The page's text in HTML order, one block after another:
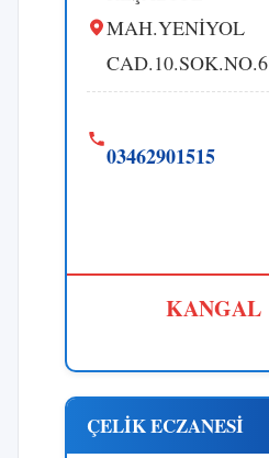
MAH.YENİYOL
CAD.10.SOK.NO.6
03462901515
KANGAL
ÇELİK ECZANESİ